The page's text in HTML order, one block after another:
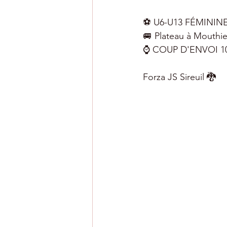
⚽️ U6-U13
🚐 Plateau à
⌚️ COUP D'ENVOI
Forza JS Sireuil 🐉